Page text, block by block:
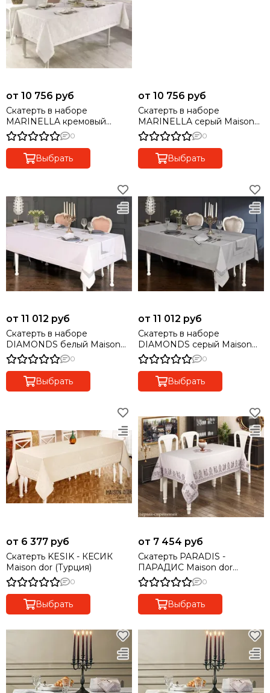
от 10 756 руб
Скатерть в наборе
MARINELLA кремовый
Maison dor (Турция)
0
Выбрать
от 10 756 руб
Скатерть в наборе
MARINELLA серый Maison
dor (Турция)
0
Выбрать
от 11 012 руб
Скатерть в наборе
DIAMONDS белый Maison
dor (Турция)
0
Выбрать
от 11 012 руб
Скатерть в наборе
DIAMONDS серый Maison
dor (Турция)
0
Выбрать
от 6 377 руб
Скатерть KESIK - КЕСИК
Maison dor (Турция)
0
Выбрать
от 7 454 руб
Скатерть PARADIS -
ПАРАДИС Maison dor
(Турция)
0
Выбрать